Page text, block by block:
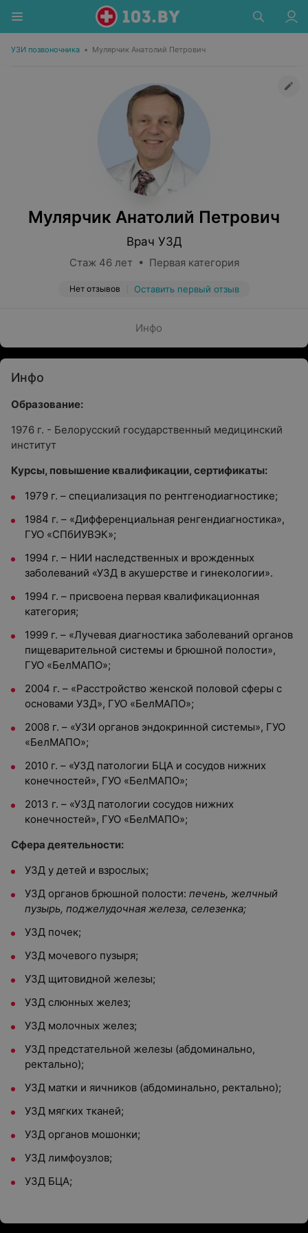
УЗИ позвоночника • Мулярчик Анатолий Петрович
Мулярчик Анатолий Петрович
Врач УЗД
Стаж 46 лет • Первая категория
Нет отзывов Оставить первый отзыв
Инфо
Инфо
Образование:
1976 г. - Белорусский государственный медицинский
институт
Курсы, повышение квалификации, сертификаты:
1979 г. – специализация по рентгенодиагностике;
1984 г. – «Дифференциальная ренгендиагностика»,
ГУО «СПбИУВЭК»;
1994 г. – НИИ наследственных и врожденных
заболеваний «УЗД в акушерстве и гинекологии».
1994 г. – присвоена первая квалификационная
категория;
1999 г. – «Лучевая диагностика заболеваний органов
пищеварительной системы и брюшной полости»,
ГУО «БелМАПО»;
2004 г. – «Расстройство женской половой сферы с
основами УЗД», ГУО «БелМАПО»;
2008 г. – «УЗИ органов эндокринной системы», ГУО
«БелМАПО»;
2010 г. – «УЗД патологии БЦА и сосудов нижних
конечностей», ГУО «БелМАПО»;
2013 г. – «УЗД патологии сосудов нижних
конечностей», ГУО «БелМАПО»;
Сфера деятельности:
УЗД у детей и взрослых;
УЗД органов брюшной полости: печень, желчный
пузырь, поджелудочная железа, селезенка;
УЗД почек;
УЗД мочевого пузыря;
УЗД щитовидной железы;
УЗД слюнных желез;
УЗД молочных желез;
УЗД предстательной железы (абдоминально,
ректально);
УЗД матки и яичников (абдоминально, ректально);
УЗД мягких тканей;
УЗД органов мошонки;
УЗД лимфоузлов;
УЗД БЦА;